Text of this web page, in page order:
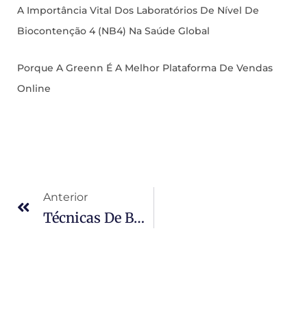
A Importância Vital Dos Laboratórios De Nível De
Biocontenção 4 (NB4) Na Saúde Global
Porque A Greenn É A Melhor Plataforma De Vendas
Online
Anterior
Técnicas De Buscas Avançadas